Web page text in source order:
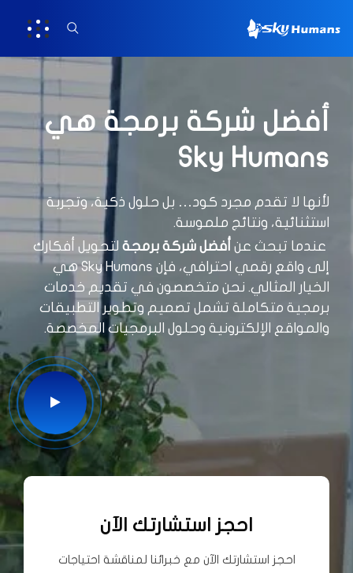
أفضل شركة برمجة هي
Sky Humans
لأنها لا تقدم مجرد كود… بل حلول ذكية، وتجربة
استثنائية، ونتائج ملموسة.
عندما تبحث عن أفضل شركة برمجة لتحويل أفكارك
إلى واقع رقمي احترافي، فإن Sky Humans هي
الخيار المثالي. نحن متخصصون في تقديم خدمات
برمجية متكاملة تشمل تصميم وتطوير التطبيقات
والمواقع الإلكترونية وحلول البرمجيات المخصصة.
احجز استشارتك الآن
احجز استشارتك الآن مع خبرائنا لمناقشة احتياجات